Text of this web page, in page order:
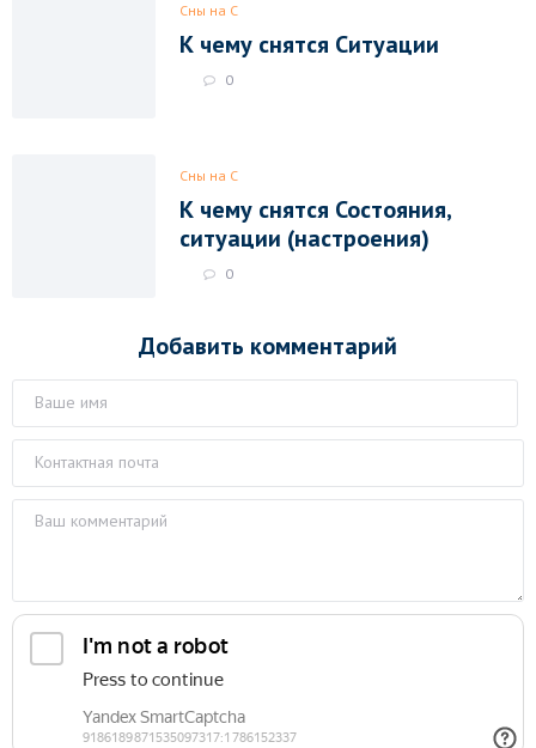
Сны на С
К чему снятся Ситуации
0
Сны на С
К чему снятся Состояния,
ситуации (настроения)
0
Добавить комментарий